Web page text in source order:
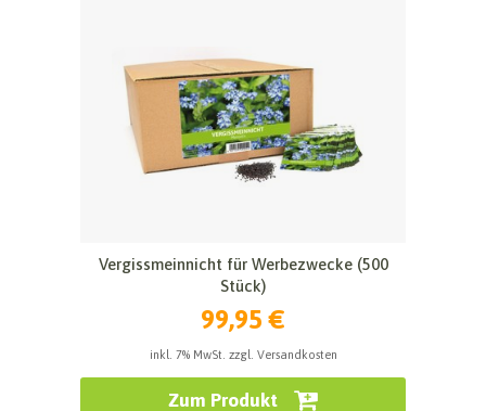
Vergissmeinnicht für Werbezwecke (500
Stück)
99,95 €
inkl. 7% MwSt. zzgl. Versandkosten
Zum Produkt